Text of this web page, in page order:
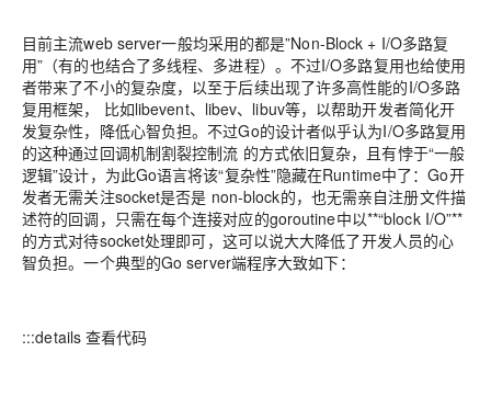
目前主流web server一般均采用的都是”Non-Block + I/O多路复
用”（有的也结合了多线程、多进程）。不过I/O多路复用也给使用
者带来了不小的复杂度，以至于后续出现了许多高性能的I/O多路
复用框架， 比如libevent、libev、libuv等，以帮助开发者简化开
发复杂性，降低心智负担。不过Go的设计者似乎认为I/O多路复用
的这种通过回调机制割裂控制流 的方式依旧复杂，且有悖于“一般
逻辑”设计，为此Go语言将该“复杂性”隐藏在Runtime中了：Go开
发者无需关注socket是否是 non-block的，也无需亲自注册文件描
述符的回调，只需在每个连接对应的goroutine中以**“block I/O”**
的方式对待socket处理即可，这可以说大大降低了开发人员的心
智负担。一个典型的Go server端程序大致如下：
:::details 查看代码